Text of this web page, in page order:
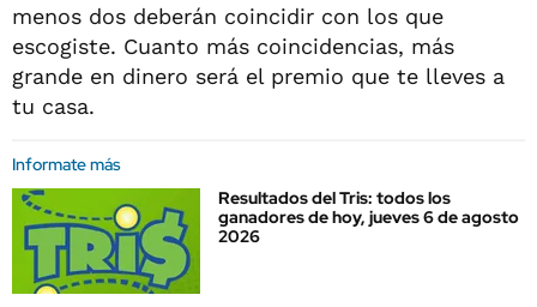
menos dos deberán coincidir con los que
escogiste. Cuanto más coincidencias, más
grande en dinero será el premio que te lleves a
tu casa.
Informate más
Resultados del Tris: todos los
ganadores de hoy, jueves 6 de agosto
2026